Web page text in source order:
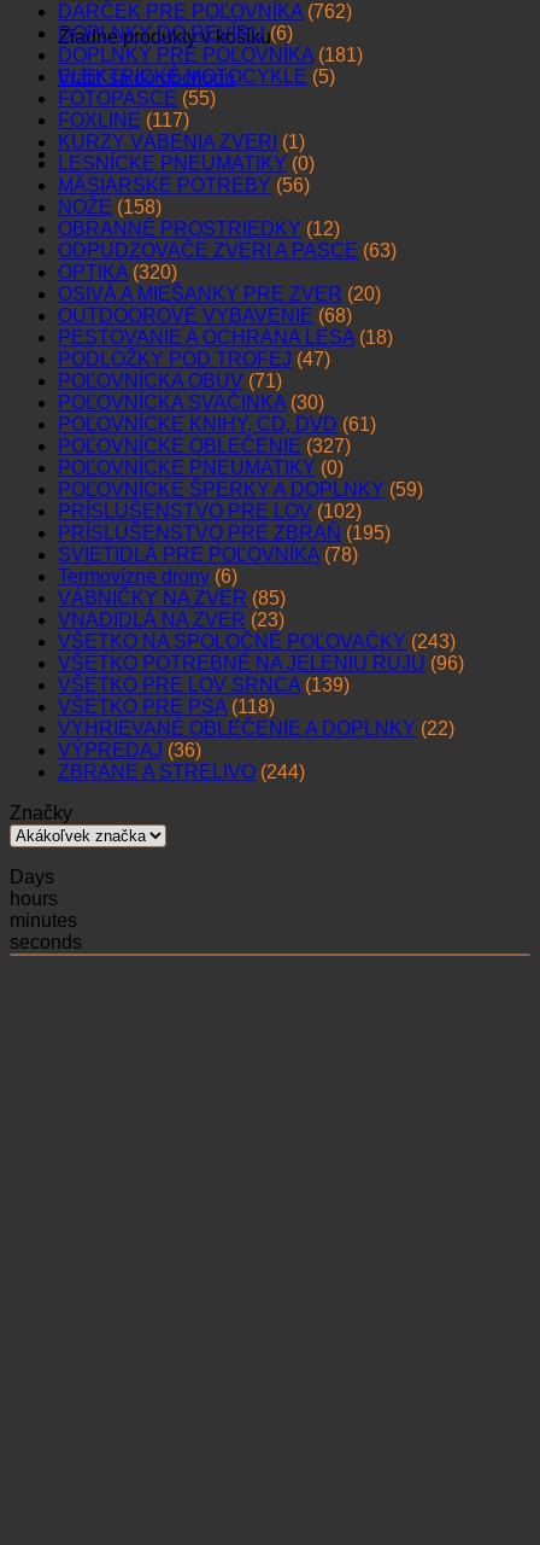
Žiadne produkty v košíku.
Vrátiť sa do obchodu
DARČEK PRE POĽOVNÍKA (762)
DOPLNKY DO REVÍRU (6)
DOPLNKY PRE POĽOVNÍKA (181)
ELEKTRICKÉ MOTOCYKLE (5)
FOTOPASCE (55)
FOXLINE (117)
KURZY VÁBENIA ZVERI (1)
LESNÍCKE PNEUMATIKY (0)
MÄSIARSKE POTREBY (56)
NOŽE (158)
OBRANNÉ PROSTRIEDKY (12)
ODPUDZOVAČE ZVERI A PASCE (63)
OPTIKA (320)
OSIVÁ A MIEŠANKY PRE ZVER (20)
OUTDOOROVÉ VYBAVENIE (68)
PESTOVANIE A OCHRANA LESA (18)
PODLOŽKY POD TROFEJ (47)
POĽOVNÍCKA OBUV (71)
POĽOVNÍCKA SVAČINKA (30)
POĽOVNÍCKE KNIHY, CD, DVD (61)
POĽOVNÍCKE OBLEČENIE (327)
POĽOVNÍCKE PNEUMATIKY (0)
POĽOVNÍCKE ŠPERKY A DOPLNKY (59)
PRÍSLUŠENSTVO PRE LOV (102)
PRÍSLUŠENSTVO PRE ZBRAŇ (195)
SVIETIDLÁ PRE POĽOVNÍKA (78)
Termovízne drony (6)
VÁBNIČKY NA ZVER (85)
VNADIDLÁ NA ZVER (23)
VŠETKO NA SPOLOČNÉ POĽOVAČKY (243)
VŠETKO POTREBNÉ NA JELENIU RUJU (96)
VŠETKO PRE LOV SRNCA (139)
VŠETKO PRE PSA (118)
VYHRIEVANÉ OBLEČENIE A DOPLNKY (22)
VÝPREDAJ (36)
ZBRANE A STRELIVO (244)
Značky
Days
hours
minutes
seconds